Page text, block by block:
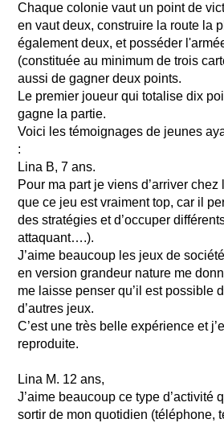
Chaque colonie vaut un point de
en vaut deux, construire la route la
également deux, et posséder
(constituée au minimum de trois
aussi de gagner deux points.
Le premier joueur qui totalise dix
gagne la partie.
Voici les témoignages de jeunes
:
Lina B, 7 ans.
Pour ma part je viens d’arriver
que ce jeu est vraiment top, car il
des stratégies et d’occuper
attaquant….).
J’aime beaucoup les jeux de
en version grandeur nature me
me laisse penser qu’il est possible
d’autres jeux.
C’est une très belle expérience et
reproduite.
Lina M. 12 ans,
J’aime beaucoup ce type d’activité
sortir de mon quotidien (téléphone,